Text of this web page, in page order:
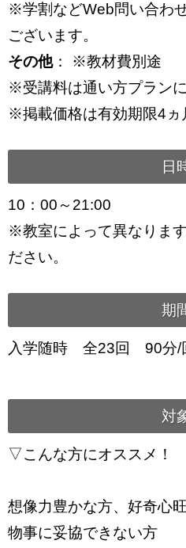
※学割などWeb問い合わ
ございます。
その他： ※教材費別途
※受講料は通い方プラン
※掲載価格は有効期限4ヵ
日
10：00～21:00
※教室によって異なりま
ださい。
期
入学随時 全23回 90分/
対
▽こんな方にオススメ！
想像力豊かな方、好奇心旺
物事に妥協できない方